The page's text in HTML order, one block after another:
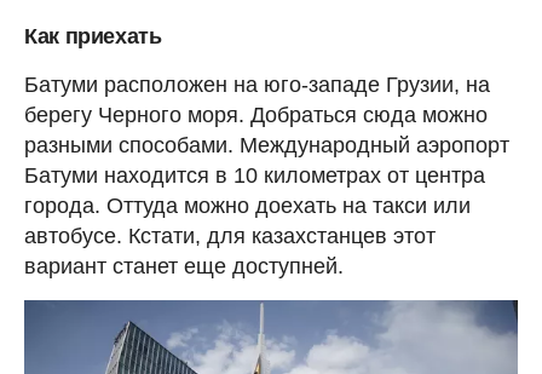
Как приехать
Батуми расположен на юго-западе Грузии, на
берегу Черного моря. Добраться сюда можно
разными способами. Международный аэропорт
Батуми находится в 10 километрах от центра
города. Оттуда можно доехать на такси или
автобусе. Кстати, для казахстанцев этот
вариант станет еще доступней.